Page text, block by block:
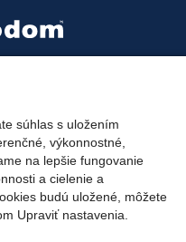
súhlas s uložením
výkonnostné,
na lepšie fungovanie
a cielenie a
budú uložené, môžete
Upraviť nastavenia.